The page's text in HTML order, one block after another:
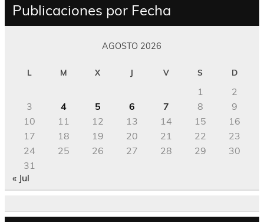
Publicaciones por Fecha
AGOSTO 2026
L M X J V S D
1
2
3
4 5 6 7 8
9
10
11 12 13 14 15
16
17
18 19 20 21 22
23
24
25 26 27 28 29
30
31
« Jul